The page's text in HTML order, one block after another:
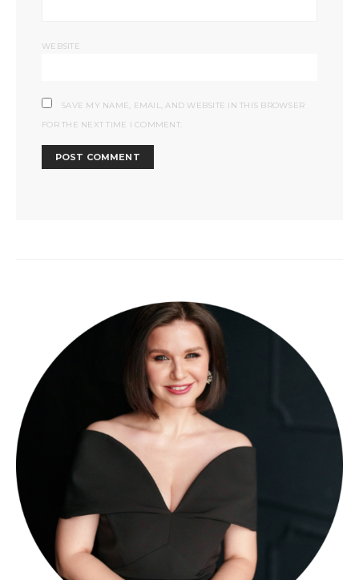
WEBSITE
SAVE MY NAME, EMAIL, AND WEBSITE IN THIS BROWSER
FOR THE NEXT TIME I COMMENT.